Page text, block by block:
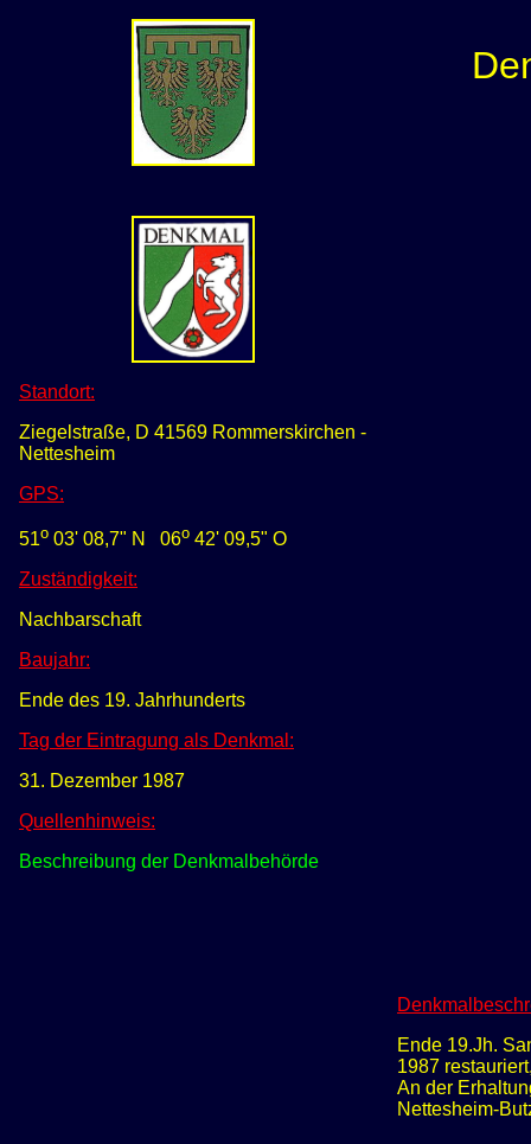
Standort:
Ziegelstraße, D 41569 Rommerskirchen -
Nettesheim
GPS:
51o 03' 08,7" N 06o 42' 09,5" O
Zuständigkeit:
Nachbarschaft
Baujahr:
Ende des 19. Jahrhunderts
Tag der Eintragung als Denkmal:
31. Dezember 1987
Quellenhinweis:
Beschreibung der Denkmalbehörde
Ende 19.Jh.
1987
An der
Nettesheim-